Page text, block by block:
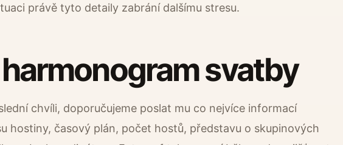
právě tyto detaily zabrání dalšímu stresu.
svatby
chvíli, doporučujeme poslat mu co nejvíce informací
hostiny, časový plán, počet hostů, představu o skupinových